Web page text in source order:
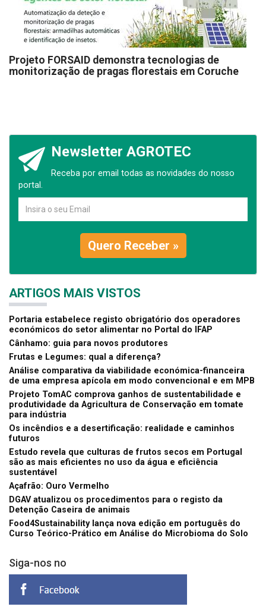
Projeto FORSAID demonstra tecnologias de
monitorização de pragas florestais em Coruche
Newsletter AGROTEC
Receba por email todas as novidades do nosso
portal.
Quero Receber »
ARTIGOS MAIS VISTOS
Portaria estabelece registo obrigatório dos operadores
económicos do setor alimentar no Portal do IFAP
Cânhamo: guia para novos produtores
Frutas e Legumes: qual a diferença?
Análise comparativa da viabilidade económica-financeira
de uma empresa apícola em modo convencional e em MPB
Projeto TomAC comprova ganhos de sustentabilidade e
produtividade da Agricultura de Conservação em tomate
para indústria
Os incêndios e a desertificação: realidade e caminhos
futuros
Estudo revela que culturas de frutos secos em Portugal
são as mais eficientes no uso da água e eficiência
sustentável
Açafrão: Ouro Vermelho
DGAV atualizou os procedimentos para o registo da
Detenção Caseira de animais
Food4Sustainability lança nova edição em português do
Curso Teórico-Prático em Análise do Microbioma do Solo
Siga-nos no